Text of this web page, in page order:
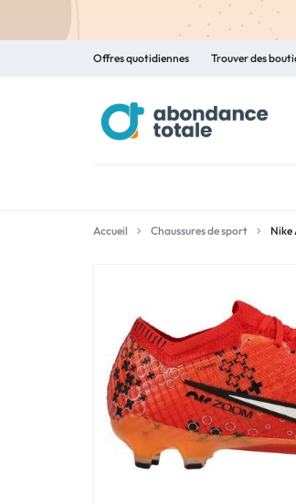
Offres quotidiennes Trouver des
EN
ENCORE
PLUS
PROCHE
DE
Accueil Chaussures de sport Nike